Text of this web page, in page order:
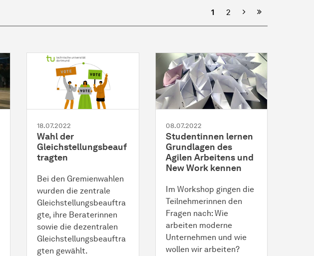
1 2 Nächste
18.07.2022
Wahl der
Gleichstellungsbeauf
tragten
Bei den Gremienwahlen
wurden die zentrale
Gleichstellungsbeauftra
gte, ihre Beraterinnen
sowie die dezentralen
Gleichstellungsbeauftra
gten gewählt.
08.07.2022
Studentinnen lernen
Grundlagen des
Agilen Arbeitens und
New Work kennen
Im Workshop gingen die
Teilnehmerinnen den
Fragen nach: Wie
arbeiten moderne
Unternehmen und wie
wollen wir arbeiten?